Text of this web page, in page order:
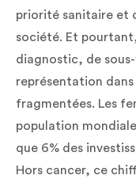
priorité sanitaire et
société. Et
diagnostic, de
représentation
fragmentées. Les
population
que 6% des
Hors cancer, ce